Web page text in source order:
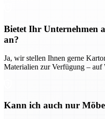
Bietet Ihr Unternehmen
an?
Ja, wir stellen Ihnen gerne
Materialien zur Verfügung –
Kann ich auch nur